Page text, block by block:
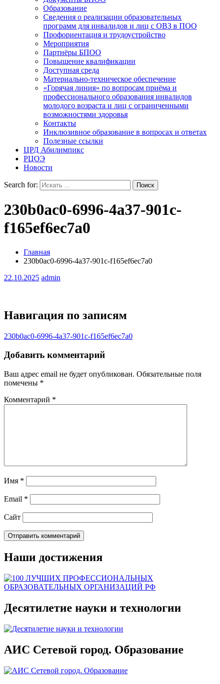
Образование
Сведения о реализации образовательных
программ для инвалидов и лиц с ОВЗ в ПОО
Профориентация и трудоустройство
Мероприятия
Партнёры БПОО
Повышение квалификации
Доступная среда
Материально-техническое обеспечение
«Горячая линия» по вопросам приёма и
профессионального образования инвалидов
молодого возраста и лиц с ограниченными
возможностями здоровья
Контакты
Инклюзивное образование в вопросах и ответах
Полезные ссылки
ЦРД Абилимпикс
РЦОЭ
Новости
Search for:
230b0ac0-6996-4a37-901c-
f165ef6ec7a0
Главная
230b0ac0-6996-4a37-901c-f165ef6ec7a0
22.10.2025 admin
Навигация по записям
230b0ac0-6996-4a37-901c-f165ef6ec7a0
Добавить комментарий
Ваш адрес email не будет опубликован. Обязательные поля
помечены *
Комментарий *
Имя *
Email *
Сайт
Наши достижения
Десятилетие науки и технологии
АИС Сетевой город. Образование